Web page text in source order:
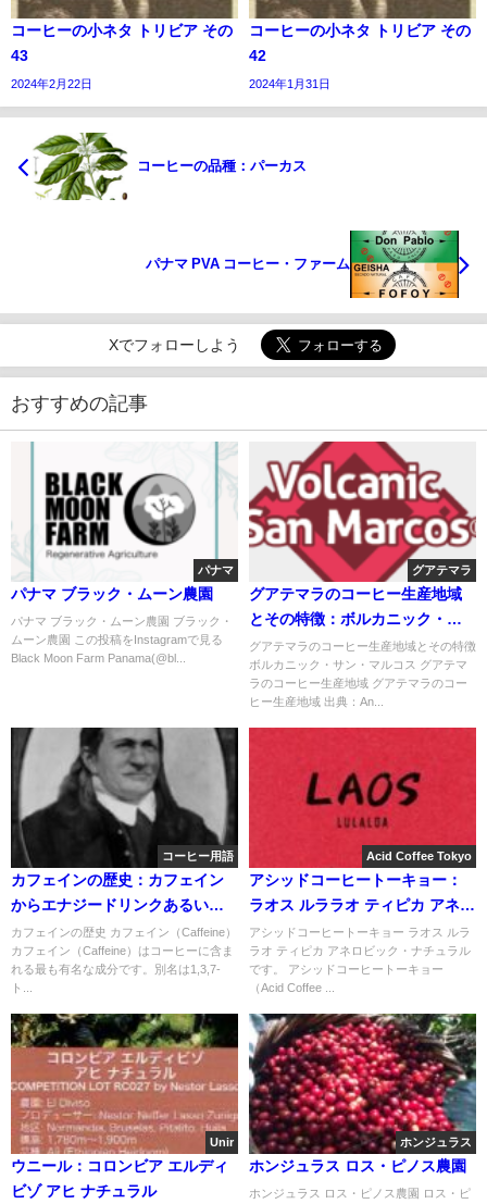
コーヒーの小ネタ トリビア その
43
2024年2月22日
コーヒーの小ネタ トリビア その
42
2024年1月31日
コーヒーの品種：パーカス
パナマ PVA コーヒー・ファーム
Xでフォローしよう
おすすめの記事
パナマ
パナマ ブラック・ムーン農園
パナマ ブラック・ムーン農園 ブラック・
ムーン農園 この投稿をInstagramで見る
Black Moon Farm Panama(@bl...
グアテマラ
グアテマラのコーヒー生産地域
とその特徴：ボルカニック・サ
ン・マルコス
グアテマラのコーヒー生産地域とその特徴
ボルカニック・サン・マルコス グアテマ
ラのコーヒー生産地域 グアテマラのコー
ヒー生産地域 出典：An...
コーヒー用語
カフェインの歴史：カフェイン
からエナジードリンクあるいは
デカフェへ
カフェインの歴史 カフェイン（Caffeine）
カフェイン（Caffeine）はコーヒーに含ま
れる最も有名な成分です。別名は1,3,7-
ト...
Acid Coffee Tokyo
アシッドコーヒートーキョー：
ラオス ルララオ ティピカ アネロ
ビック・ナチュラル
アシッドコーヒートーキョー ラオス ルラ
ラオ ティピカ アネロビック・ナチュラル
です。 アシッドコーヒートーキョー
（Acid Coffee ...
Unir
ウニール：コロンビア エルディ
ビゾ アヒ ナチュラル
ホンジュラス
ホンジュラス ロス・ピノス農園
ホンジュラス ロス・ピノス農園 ロス・ピ